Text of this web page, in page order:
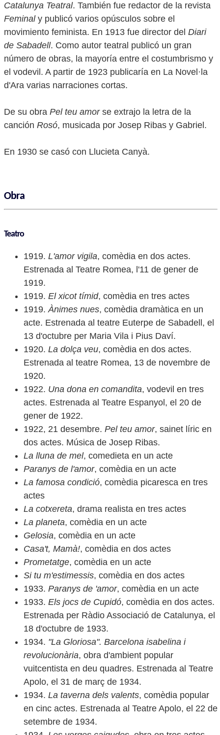
Catalunya Teatral. También fue redactor de la revista
Feminaly publicó varios opúsculos sobre el
movimiento feminista. En 1913 fue director del Diari
de Sabadell. Como autor teatral publicó un gran
número de obras, la mayoría entre el costumbrismo y
el vodevil. A partir de 1923 publicaría en La Novel·la
d'Ara varias narraciones cortas.
De su obra Pel teu amorse extrajo la letra de la
canción Rosó, musicada por Josep Ribas y Gabriel.
En 1930 se casó con Llucieta Canyà.
Obra
Teatro
1919. L'amor vigila, comèdia en dos actes.
Estrenada al Teatre Romea, l'11 de gener de
1919.
1919. El xicot tímid, comèdia en tres actes
1919.Ànimes nues, comèdia dramàtica en un
acte. Estrenada al teatre Euterpe de Sabadell, el
13 d'octubre per Maria Vila i Pius Daví.
1920. La dolça veu, comèdia en dos actes.
Estrenada al teatre Romea, 13 de novembre de
1920.
1922. Una dona en comandita, vodevil en tres
actes. Estrenada al Teatre Espanyol, el 20 de
gener de 1922.
1922, 21 desembre. Pel teu amor, sainet líric en
dos actes. Música de Josep Ribas.
La lluna de mel, comedieta en un acte
Paranys de l'amor, comèdia en un acte
La famosa condició, comèdia picaresca en tres
actes
La cotxereta, drama realista en tres actes
La planeta, comèdia en un acte
Gelosia, comèdia en un acte
Casa't, Mamà!, comèdia en dos actes
Prometatge, comèdia en un acte
Si tu m'estimessis, comèdia en dos actes
1933. Paranys de 'amor, comèdia en un acte
1933. Els jocs de Cupidó, comèdia en dos actes.
Estrenada per Ràdio Associació de Catalunya, el
18 d'octubre de 1933.
1934. "La Gloriosa". Barcelona isabelina i
revolucionària, obra d'ambient popular
vuitcentista en deu quadres. Estrenada al Teatre
Apolo, el 31 de març de 1934.
1934. La taverna dels valents, comèdia popular
en cinc actes. Estrenada al Teatre Apolo, el 22 de
setembre de 1934.